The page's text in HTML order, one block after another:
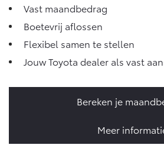
Vast maandbedrag
Boetevrij aflossen
Flexibel samen te stellen
Jouw Toyota dealer als vast
Bereken je
Meer